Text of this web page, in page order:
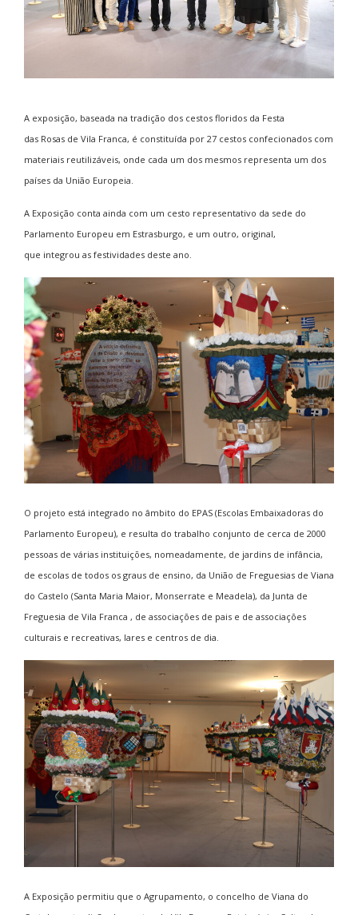
A exposição, baseada na tradição dos cestos floridos da Festa
das Rosas de Vila Franca, é constituída por 27 cestos confecionados com
materiais reutilizáveis, onde cada um dos mesmos representa um dos
países da União Europeia.
A Exposição conta ainda com um cesto representativo da sede do
Parlamento Europeu em Estrasburgo, e um outro, original,
que integrou as festividades deste ano.
O projeto está integrado no âmbito do EPAS (Escolas Embaixadoras do
Parlamento Europeu), e resulta do trabalho conjunto de cerca de 2000
pessoas de várias instituições, nomeadamente, de jardins de infância,
de escolas de todos os graus de ensino, da União de Freguesias de Viana
do Castelo (Santa Maria Maior, Monserrate e Meadela), da Junta de
Freguesia de Vila Franca , de associações de pais e de associações
culturais e recreativas, lares e centros de dia.
A Exposição permitiu que o Agrupamento, o concelho de Viana do